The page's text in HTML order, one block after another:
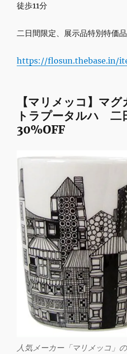
徒歩11分
二日間限定、展示品特別特価
https://flosun.thebase.in/
【マリメッコ】マ
トラプータルハ 二
30%OFF
人気メーカー「マリメッコ」